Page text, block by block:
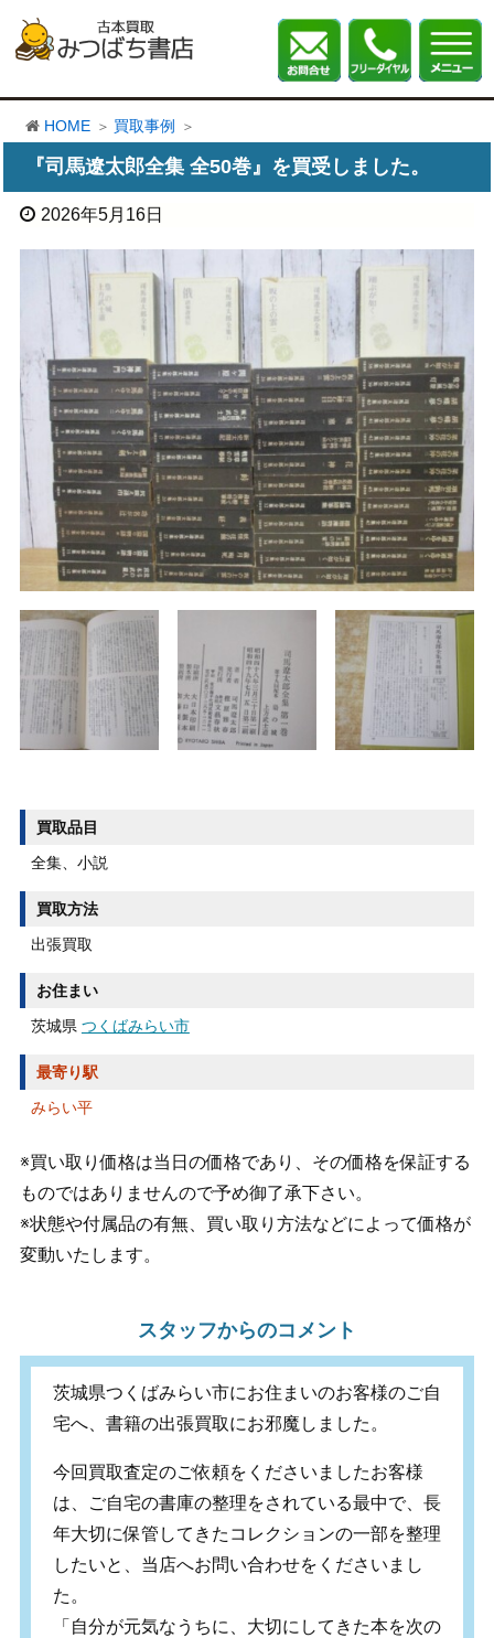
HOME 買取事例
『司馬遼太郎全集 全50巻』を買受しました。
2026年5月16日
買取品目
全集、小説
買取方法
出張買取
お住まい
茨城県 つくばみらい市
最寄り駅
みらい平
※買い取り価格は当日の価格であり、その価格を保証する
ものではありませんので予め御了承下さい。
※状態や付属品の有無、買い取り方法などによって価格が
変動いたします。
スタッフからのコメント
茨城県つくばみらい市にお住まいのお客様のご自
宅へ、書籍の出張買取にお邪魔しました。
今回買取査定のご依頼をくださいましたお客様
は、ご自宅の書庫の整理をされている最中で、長
年大切に保管してきたコレクションの一部を整理
したいと、当店へお問い合わせをくださいまし
た。
「自分が元気なうちに、大切にしてきた本を次の